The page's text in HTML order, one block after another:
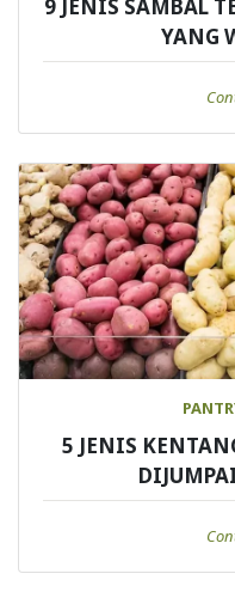
9 JENIS SAMBAL
YANG
5 JENIS